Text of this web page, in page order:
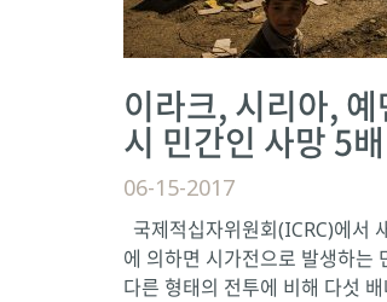
이라크, 시리아,
시 민간인 사망 5
06-15-2017
국제적십자위원회(ICRC)에서
에 의하면 시가전으로 발생하는
다른 형태의 전투에 비해 다섯